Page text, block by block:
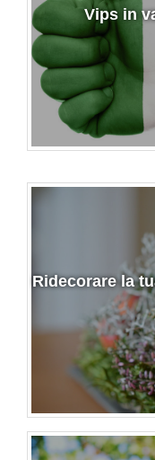
Vips in
Ridecorare la